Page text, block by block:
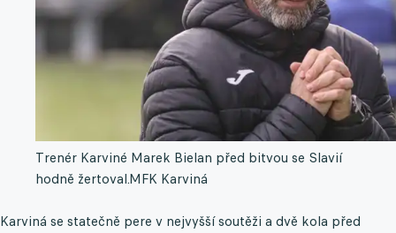
Trenér Karviné Marek Bielan před bitvou se Slavií
hodně žertoval.MFK Karviná
Karviná se statečně pere v nejvyšší soutěži a dvě kola před